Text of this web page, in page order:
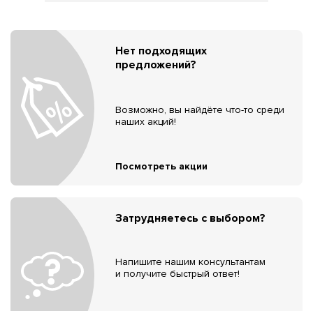
Нет подходящих
предложений?
Возможно, вы найдёте что-то среди
наших акций!
Посмотреть акции
Затрудняетесь с выбором?
Напишите нашим консультантам
и получите быстрый ответ!